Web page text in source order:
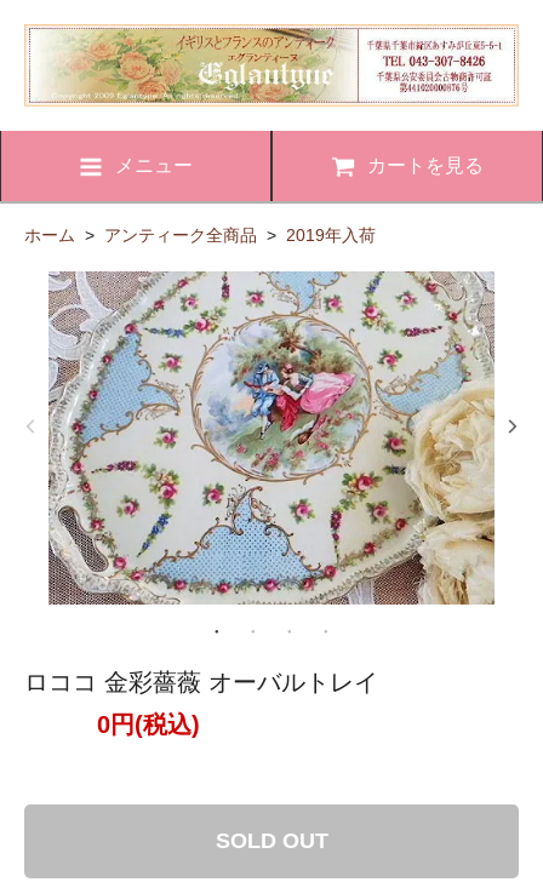
メニュー カートを見る
ホーム > アンティーク全商品 > 2019年入荷
ロココ 金彩薔薇 オーバルトレイ
0円(税込)
SOLD OUT